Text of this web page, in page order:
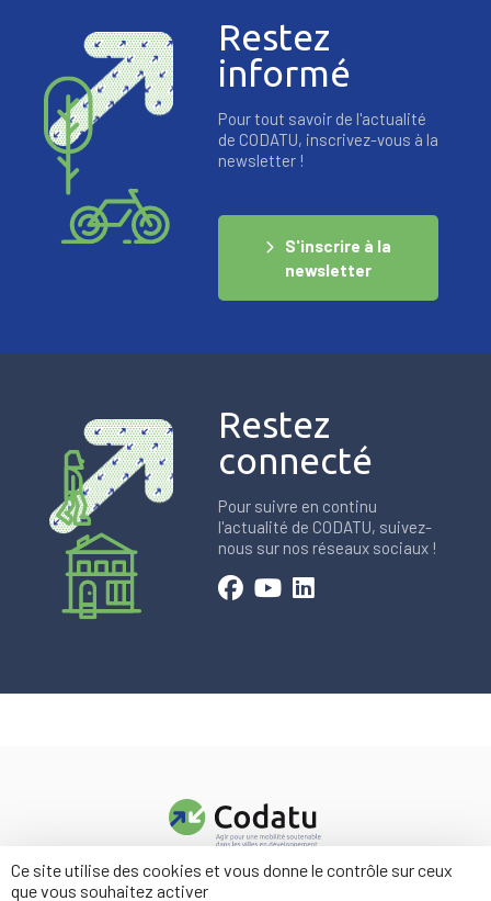
Restez
informé
Pour tout savoir de l'actualité
de CODATU, inscrivez-vous à la
newsletter !
S'inscrire à la
newsletter
Restez
connecté
Pour suivre en continu
l'actualité de CODATU, suivez-
nous sur nos réseaux sociaux !
Ce site utilise des cookies et vous donne le contrôle sur ceux
que vous souhaitez activer